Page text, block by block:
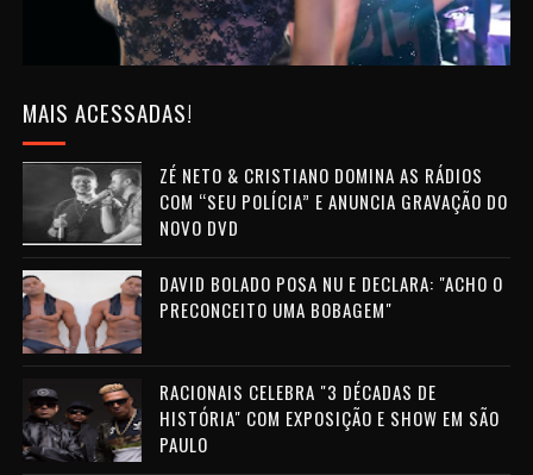
MAIS ACESSADAS!
ZÉ NETO & CRISTIANO DOMINA AS RÁDIOS
COM “SEU POLÍCIA” E ANUNCIA GRAVAÇÃO DO
NOVO DVD
DAVID BOLADO POSA NU E DECLARA: "ACHO O
PRECONCEITO UMA BOBAGEM"
RACIONAIS CELEBRA "3 DÉCADAS DE
HISTÓRIA" COM EXPOSIÇÃO E SHOW EM SÃO
PAULO